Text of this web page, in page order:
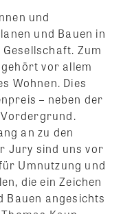
und
und Bauen in
Zum
vor allem
Wohnen. Dies
– neben der
an zu den
Jury sind uns vor
Umnutzung und
die ein Zeichen
angesichts